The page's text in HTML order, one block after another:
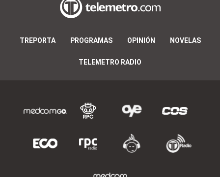
TREPORTA PROGRAMAS OPINIÓN NOVELAS
TELEMETRO RADIO